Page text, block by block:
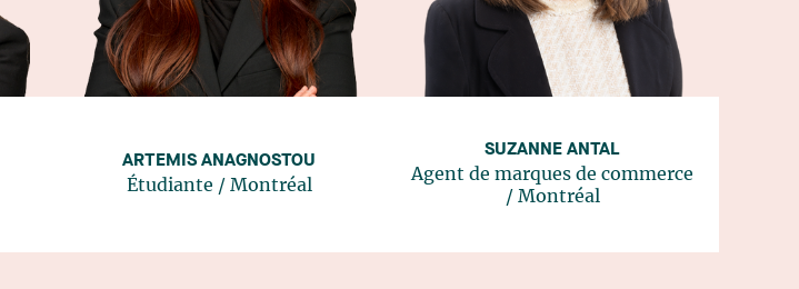
ARTEMIS ANAGNOSTOU
Étudiante / Montréal
SUZANNE ANTAL
Agent de marques de commerce
/ Montréal